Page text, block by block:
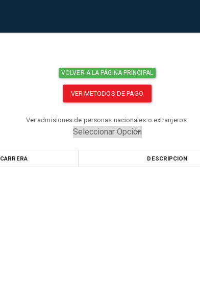
VOLVER A LA PÁGINA PRINCIPAL
VER METODOS DE PAGO
Ver admisiones de personas nacionales o extranjeros:
CARRERA DESCRIPCION